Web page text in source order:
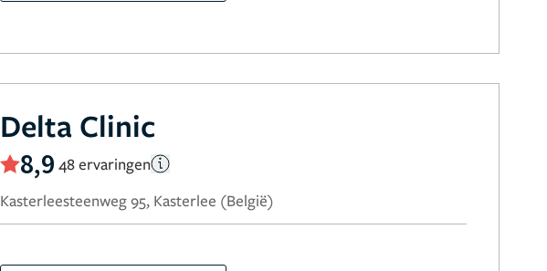
Delta Clinic
8,9 48 ervaringen
Kasterleesteenweg 95, Kasterlee (België)